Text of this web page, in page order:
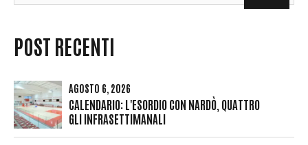
POST RECENTI
AGOSTO 6, 2026
CALENDARIO: L'ESORDIO CON NARDÒ, QUATTRO
GLI INFRASETTIMANALI